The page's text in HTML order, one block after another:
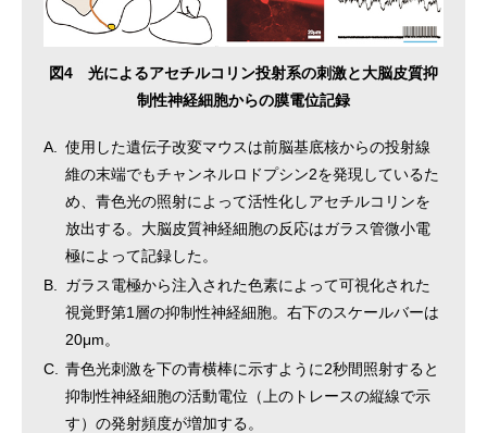
図4 光によるアセチルコリン投射系の刺激と大脳皮質抑
制性神経細胞からの膜電位記録
A.
使用した遺伝子改変マウスは前脳基底核からの投射線
維の末端でもチャンネルロドプシン2を発現しているた
め、青色光の照射によって活性化しアセチルコリンを
放出する。大脳皮質神経細胞の反応はガラス管微小電
極によって記録した。
B.
ガラス電極から注入された色素によって可視化された
視覚野第1層の抑制性神経細胞。右下のスケールバーは
20μm。
C.
青色光刺激を下の青横棒に示すように2秒間照射すると
抑制性神経細胞の活動電位（上のトレースの縦線で示
す）の発射頻度が増加する。